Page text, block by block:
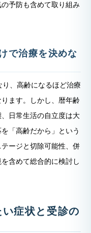
予防も含めて取り組み
で治療を決めな
、高齢になるほど治療
ます。しかし、暦年齢
日常生活の自立度は大
「高齢だから」という
ージと切除可能性、併
含めて総合的に検討し
症状と受診の